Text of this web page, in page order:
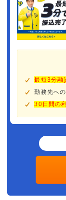
最短3分融
勤務先へ
30日間の